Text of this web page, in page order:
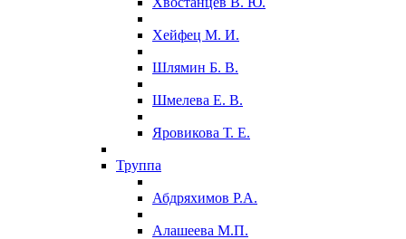
Хейфец М. И.
Шлямин Б. В.
Шмелева Е. В.
Яровикова Т. Е.
Труппа
Абдряхимов Р.А.
Алашеева М.П.